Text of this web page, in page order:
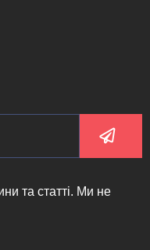
та статті. Ми не